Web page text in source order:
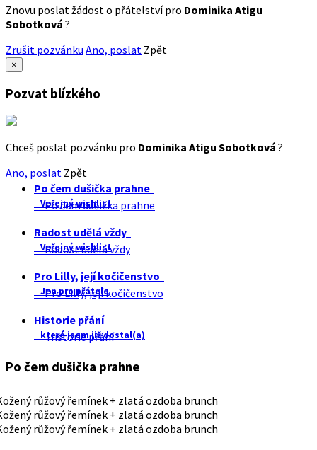
Znovu poslat žádost o přátelství pro Dominika Atigu
Sobotková ?
Zrušit pozvánku Ano, poslat Zpět
×
Pozvat blízkého
Chceš poslat pozvánku pro Dominika Atigu Sobotková ?
Ano, poslat Zpět
Po čem dušička prahne
Veřejný wishlist
Po čem dušička prahne
Radost udělá vždy
Veřejný wishlist
Radost udělá vždy
Pro Lilly, její kočičenstvo
Jen pro přátele
Pro Lilly, její kočičenstvo
Historie přání
které jsem již dostal(a)
Historie přání
Po čem dušička prahne